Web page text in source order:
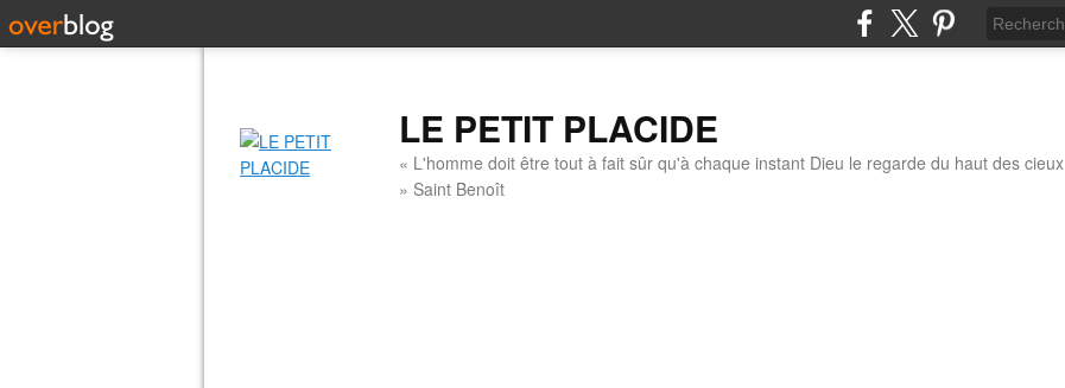
LE PETIT PLACIDE
« L'homme doit être tout à fait sûr qu'à chaque instant Dieu le regarde du haut des cieux
» Saint Benoît